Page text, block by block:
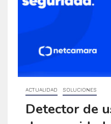
ACTUALIDAD SOLUCIONES
Detector de